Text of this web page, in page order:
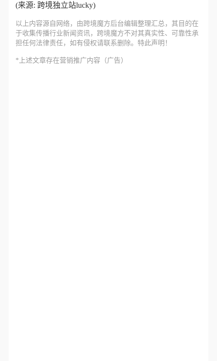
(来源: 跨境独立站lucky)
以上内容源自网络，由跨境魔方后台编辑整理汇总，其目的在
于收集传播行业新闻资讯，跨境魔方不对其真实性、可靠性承
担任何法律责任，如有侵权请联系删除。特此声明！
*上述文章存在营销推广内容（广告）